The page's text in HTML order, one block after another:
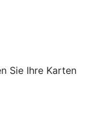
Sie Ihre Karten